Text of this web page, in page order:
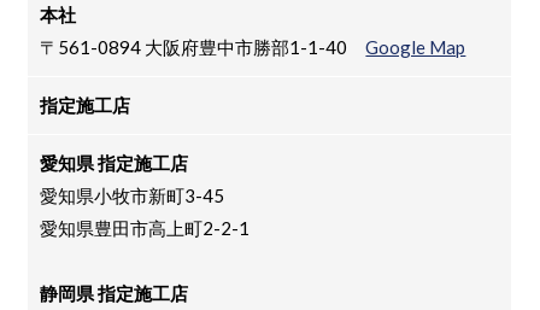
本社
〒561-0894 大阪府豊中市勝部1-1-40Google Map
指定施工店
愛知県 指定施工店
愛知県小牧市新町3-45
愛知県豊田市高上町2-2-1
静岡県 指定施工店